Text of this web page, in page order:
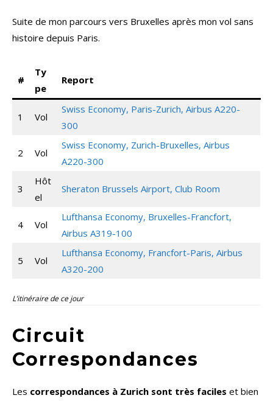
Suite de mon parcours vers Bruxelles après mon vol sans
histoire depuis Paris.
#
Ty
pe
Report
1 Vol
Swiss Economy, Paris-Zurich, Airbus A220-
300
2 Vol
Swiss Economy, Zurich-Bruxelles, Airbus
A220-300
3
Hôt
el
Sheraton Brussels Airport, Club Room
4 Vol
Lufthansa Economy, Bruxelles-Francfort,
Airbus A319-100
5 Vol
Lufthansa Economy, Francfort-Paris, Airbus
A320-200
L’itinéraire de ce jour
Circuit
Correspondances
Les correspondances à Zurich sont très faciles et bien